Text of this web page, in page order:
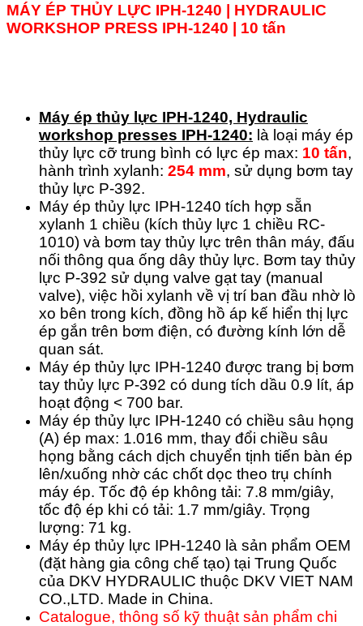
MÁY ÉP THỦY LỰC IPH-1240 | HYDRAULIC
WORKSHOP PRESS IPH-1240 | 10 tấn
Máy ép thủy lực IPH-1240, Hydraulic
workshop presses IPH-1240: là loại máy ép
thủy lực cỡ trung bình có lực ép max: 10 tấn,
hành trình xylanh: 254 mm, sử dụng bơm tay
thủy lực P-392.
Máy ép thủy lực IPH-1240 tích hợp sẵn
xylanh 1 chiều (kích thủy lực 1 chiều RC-
1010) và bơm tay thủy lực trên thân máy, đấu
nối thông qua ống dây thủy lực. Bơm tay thủy
lực P-392 sử dụng valve gạt tay (manual
valve), việc hồi xylanh về vị trí ban đầu nhờ lò
xo bên trong kích, đồng hồ áp kế hiển thị lực
ép gắn trên bơm điện, có đường kính lớn dễ
quan sát.
Máy ép thủy lực IPH-1240 được trang bị bơm
tay thủy lực P-392 có dung tích dầu 0.9 lít, áp
hoạt động < 700 bar.
Máy ép thủy lực IPH-1240 có chiều sâu họng
(A) ép max: 1.016 mm, thay đổi chiều sâu
họng bằng cách dịch chuyển tịnh tiến bàn ép
lên/xuống nhờ các chốt dọc theo trụ chính
máy ép. Tốc độ ép không tải: 7.8 mm/giây,
tốc độ ép khi có tải: 1.7 mm/giây. Trọng
lượng: 71 kg.
Máy ép thủy lực IPH-1240 là sản phẩm OEM
(đặt hàng gia công chế tạo) tại Trung Quốc
của DKV HYDRAULIC thuộc DKV VIET NAM
CO.,LTD. Made in China.
Catalogue, thông số kỹ thuật sản phẩm chi